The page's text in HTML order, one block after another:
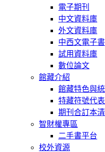
電子期刊
中文資料庫
外文資料庫
中西文電子書
試用資料庫
數位論文
館藏介紹
館藏特色與
特藏符號代
期刊合訂本
智財權專區
二手書平台
校外資源